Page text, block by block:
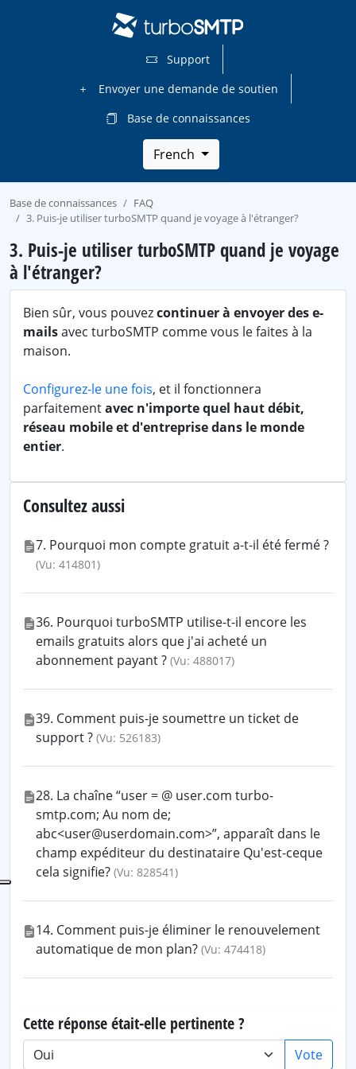
Support
Envoyer une demande de soutien
Base de connaissances
French
Base de connaissances
FAQ
3. Puis-je utiliser turboSMTP quand je voyage à l'étranger?
3. Puis-je utiliser turboSMTP quand je voyage
à l'étranger?
Bien sûr, vous pouvezcontinuer à envoyer des e-
mailsavec turboSMTP comme vous le faites à la
maison.
Configurez-le une fois, et il fonctionnera
parfaitementavec n'importe quel haut débit,
réseau mobile et d'entreprise dans le monde
entier.
Consultez aussi
7. Pourquoi mon compte gratuit a-t-il été fermé ?
(Vu: 414801)
36. Pourquoi turboSMTP utilise-t-il encore les
emails gratuits alors que j'ai acheté un
abonnement payant ? (Vu: 488017)
39. Comment puis-je soumettre un ticket de
support ? (Vu: 526183)
28. La chaîne “user = @ user.com turbo-
smtp.com; Au nom de;
abc<user@userdomain.com>”, apparaît dans le
champ expéditeur du destinataire Qu'est-ceque
cela signifie? (Vu: 828541)
14. Comment puis-je éliminer le renouvelement
automatique de mon plan? (Vu: 474418)
Cette réponse était-elle pertinente ?
Vote